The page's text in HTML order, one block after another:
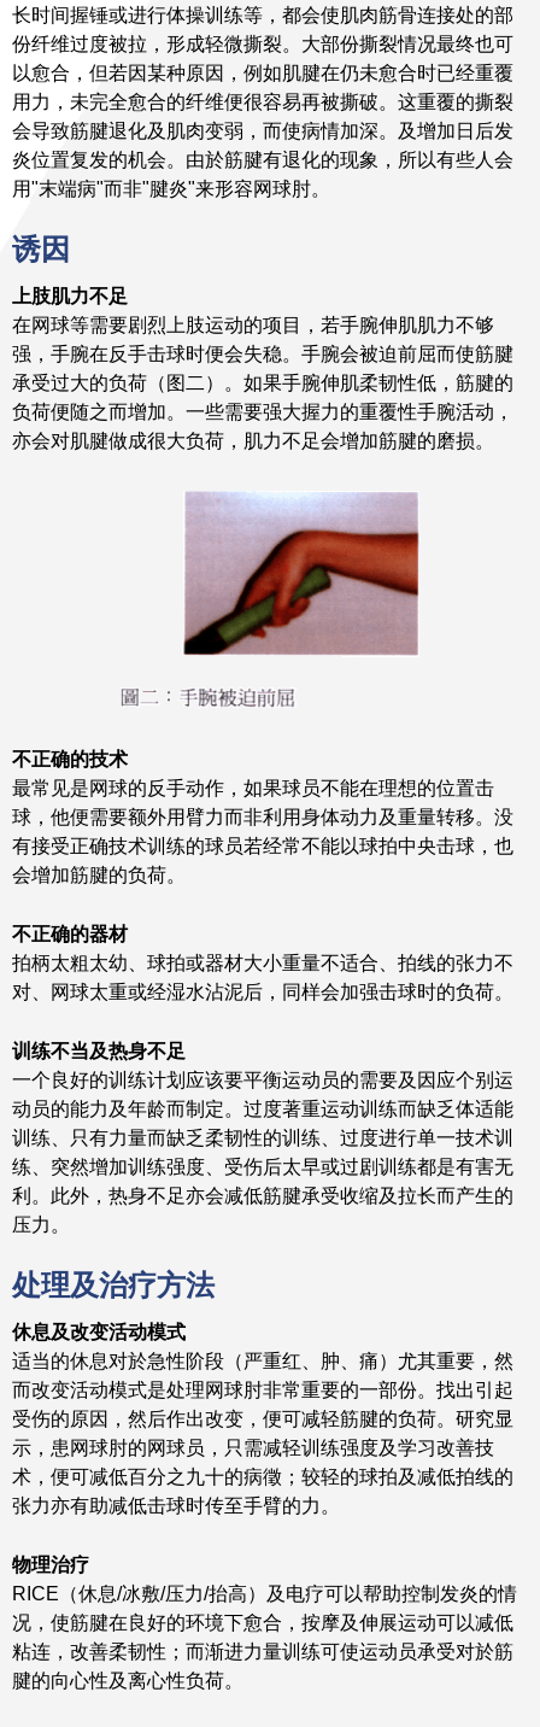
长时间握锤或进行体操训练等，都会使肌肉筋骨连接处的部
份纤维过度被拉，形成轻微撕裂。大部份撕裂情况最终也可
以愈合，但若因某种原因，例如肌腱在仍未愈合时已经重覆
用力，未完全愈合的纤维便很容易再被撕破。这重覆的撕裂
会导致筋腱退化及肌肉变弱，而使病情加深。及增加日后发
炎位置复发的机会。由於筋腱有退化的现象，所以有些人会
用"末端病"而非"腱炎"来形容网球肘。
诱因
上肢肌力不足
在网球等需要剧烈上肢运动的项目，若手腕伸肌肌力不够
强，手腕在反手击球时便会失稳。手腕会被迫前屈而使筋腱
承受过大的负荷（图二）。如果手腕伸肌柔韧性低，筋腱的
负荷便随之而增加。一些需要强大握力的重覆性手腕活动，
亦会对肌腱做成很大负荷，肌力不足会增加筋腱的磨损。
不正确的技术
最常见是网球的反手动作，如果球员不能在理想的位置击
球，他便需要额外用臂力而非利用身体动力及重量转移。没
有接受正确技术训练的球员若经常不能以球拍中央击球，也
会增加筋腱的负荷。
不正确的器材
拍柄太粗太幼、球拍或器材大小重量不适合、拍线的张力不
对、网球太重或经湿水沾泥后，同样会加强击球时的负荷。
训练不当及热身不足
一个良好的训练计划应该要平衡运动员的需要及因应个别运
动员的能力及年龄而制定。过度著重运动训练而缺乏体适能
训练、只有力量而缺乏柔韧性的训练、过度进行单一技术训
练、突然增加训练强度、受伤后太早或过剧训练都是有害无
利。此外，热身不足亦会减低筋腱承受收缩及拉长而产生的
压力。
处理及治疗方法
休息及改变活动模式
适当的休息对於急性阶段（严重红、肿、痛）尤其重要，然
而改变活动模式是处理网球肘非常重要的一部份。找出引起
受伤的原因，然后作出改变，便可减轻筋腱的负荷。研究显
示，患网球肘的网球员，只需减轻训练强度及学习改善技
术，便可减低百分之九十的病徵；较轻的球拍及减低拍线的
张力亦有助减低击球时传至手臂的力。
物理治疗
RICE（休息/冰敷/压力/抬高）及电疗可以帮助控制发炎的情
况，使筋腱在良好的环境下愈合，按摩及伸展运动可以减低
粘连，改善柔韧性；而渐进力量训练可使运动员承受对於筋
腱的向心性及离心性负荷。